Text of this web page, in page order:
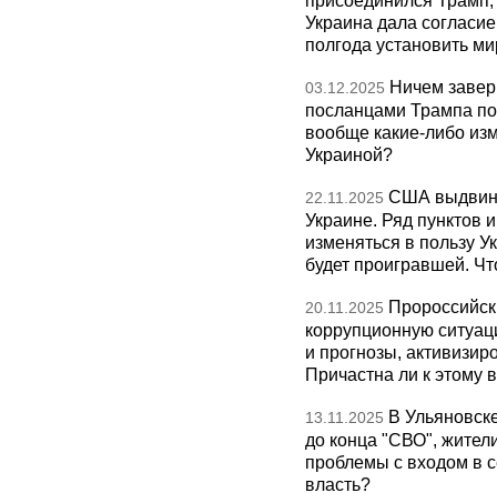
Украина дала
полгода установить
03.12.2025 Ничем
посланцами Трампа
вообще какие-либо
Украиной?
22.11.2025 США
Украине. Ряд пунктов
изменяться в пользу
будет проигравшей.
20.11.2025
коррупционную
и прогнозы,
Причастна ли к этому
13.11.2025 В
до конца "СВО",
проблемы с входом в
власть?